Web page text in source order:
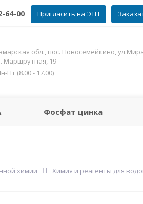
64-00 Пригласить на ЭТП
обл., пос. Новосемейкино,
Маршрутная, 19
Пт (8.00 - 17.00)
Фосфат цинка
химии Химия и реагенты для